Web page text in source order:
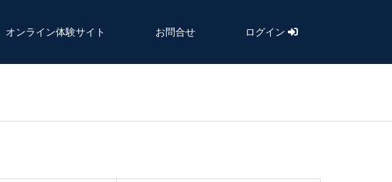
オンライン体験サイト お問合せ ログイン